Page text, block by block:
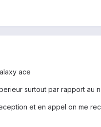
ace
surtout par rapport au
et en appel on me